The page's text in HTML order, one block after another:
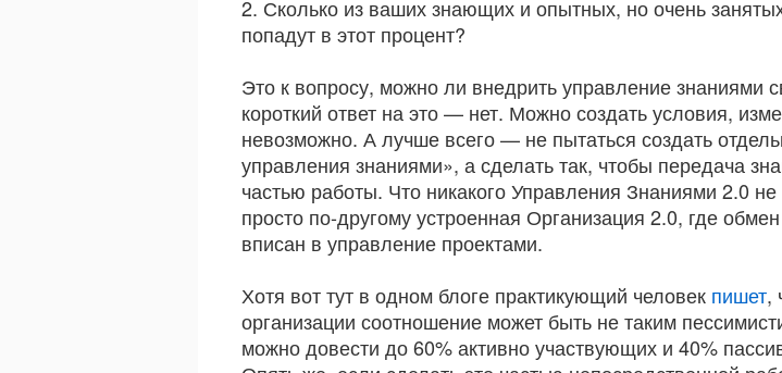
2. Сколько из ваших знающих и опытных, но очень
попадут в этот процент?
Это к вопросу, можно ли внедрить управление знаниями
короткий ответ на это — нет. Можно создать условия,
невозможно. А лучше всего — не пытаться создать
управления знаниями», а сделать так, чтобы передача
частью работы. Что никакого Управления Знаниями 2.0 не
просто по-другому устроенная Организация 2.0, где
вписан в управление проектами.
Хотя вот тут в одном блоге практикующий человек пишет,
организации соотношение может быть не таким
можно довести до 60% активно участвующих и 40%